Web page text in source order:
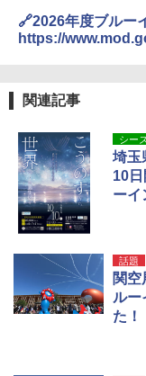
🔗2026年度ブルー
https://
関連記事
シー
埼玉
10
ーイ
話題
関空
ルー
た！